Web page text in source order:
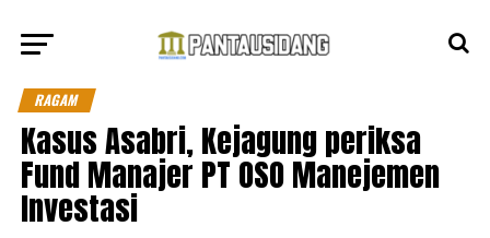
RAGAM
Kasus Asabri, Kejagung periksa
Fund Manajer PT OSO Manejemen
Investasi